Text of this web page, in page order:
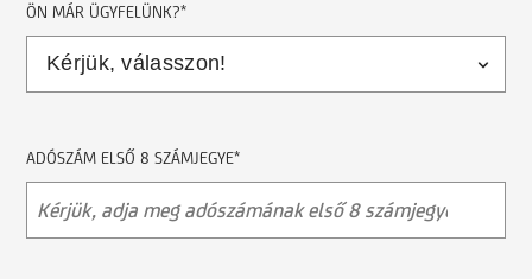
ÖN MÁR ÜGYFELÜNK?*
ADÓSZÁM ELSŐ 8 SZÁMJEGYE*